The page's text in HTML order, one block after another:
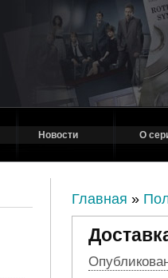
Новости О
Главная »